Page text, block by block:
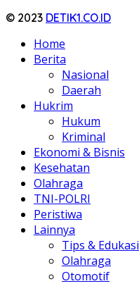
© 2023 DETIK1.CO.ID
Home
Berita
Nasional
Daerah
Hukrim
Hukum
Kriminal
Ekonomi & Bisnis
Kesehatan
Olahraga
TNI-POLRI
Peristiwa
Lainnya
Tips & Edukasi
Olahraga
Otomotif